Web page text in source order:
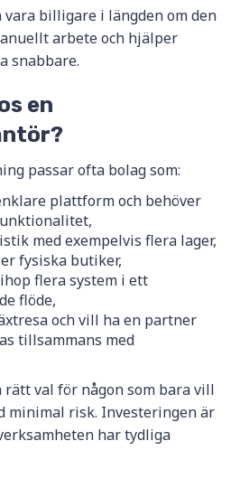
vara billigare i längden om den
arbete och hjälper
snabbare.
en
passar ofta bolag som:
plattform och behöver
med exempelvis flera lager,
fysiska butiker,
flera system i ett
flöde,
och vill ha en partner
tillsammans med
val för någon som bara vill
minimal risk. Investeringen är
har tydliga